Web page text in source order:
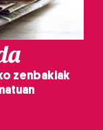
zenbakiak